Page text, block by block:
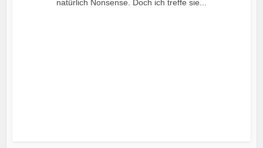
natürlich Nonsense. Doch ich treffe sie...